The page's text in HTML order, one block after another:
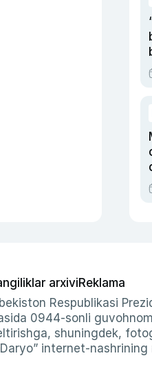
arxiviReklama
Respublikasi
0944-sonli
shuningdek,
internet-